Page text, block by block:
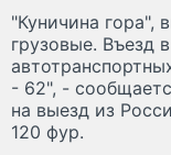
"Куничина гора",
грузовые. Въезд
- 62", -
на выезд из
120 фур.